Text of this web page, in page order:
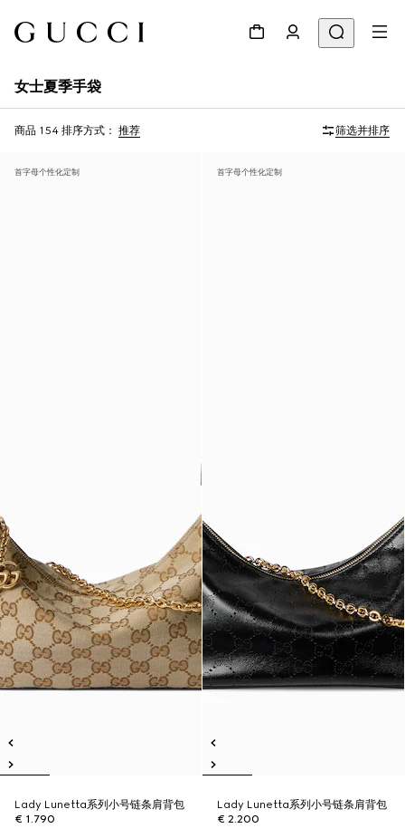
女士夏季手袋
商品 154 排序方式： 推荐 筛选并排序
首字母个性化定制
Lady Lunetta系列小号链条肩背包
€ 1.790
首字母个性化定制
Lady Lunetta系列小号链条肩背包
€ 2.200